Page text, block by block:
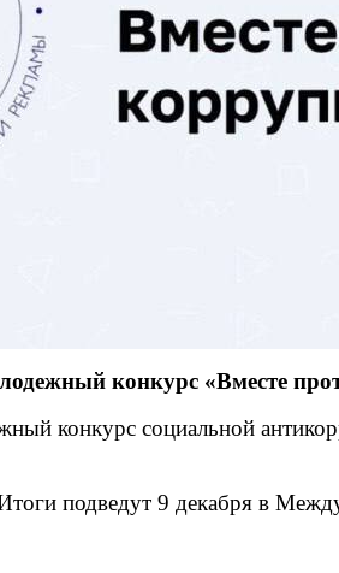
конкурс «Вместе
конкурс социальной
подведут 9 декабря в